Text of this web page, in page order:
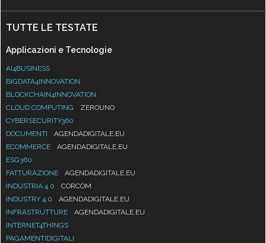
TUTTE LE TESTATE
Applicazioni e Tecnologie
AI4BUSINESS
BIGDATA4INNOVATION
BLOCKCHAIN4INNOVATION
CLOUD COMPUTING
ZEROUNO
CYBERSECURITY360
DOCUMENTI
AGENDADIGITALE.EU
ECOMMERCE
AGENDADIGITALE.EU
ESG360
FATTURAZIONE
AGENDADIGITALE.EU
INDUSTRIA 4.0
CORCOM
INDUSTRY 4.0
AGENDADIGITALE.EU
INFRASTRUTTURE
AGENDADIGITALE.EU
INTERNET4THINGS
PAGAMENTIDIGITALI